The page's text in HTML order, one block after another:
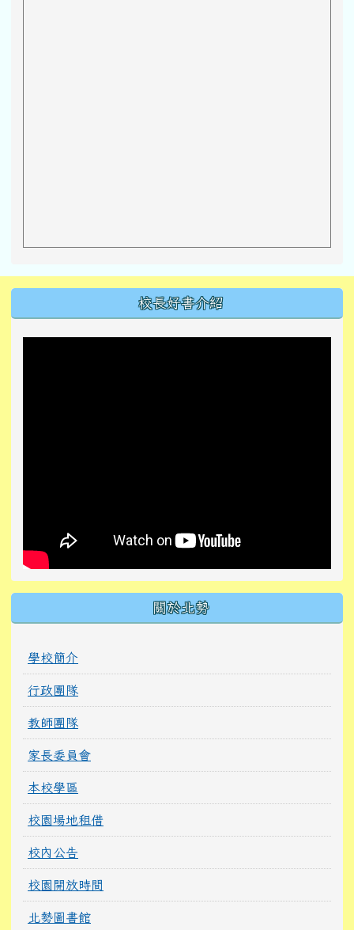
校長好書介紹
關於北勢
學校簡介
行政團隊
教師團隊
家長委員會
本校學區
校園場地租借
校內公告
校園開放時間
北勢圖書館